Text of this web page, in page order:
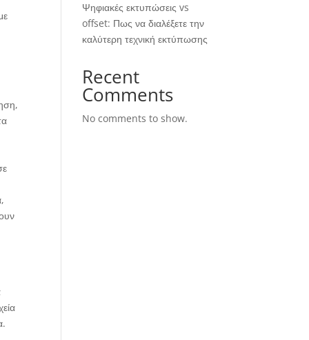
Ψηφιακές εκτυπώσεις vs
offset: Πως να διαλέξετε την
καλύτερη τεχνική εκτύπωσης
Recent
Comments
No comments to show.